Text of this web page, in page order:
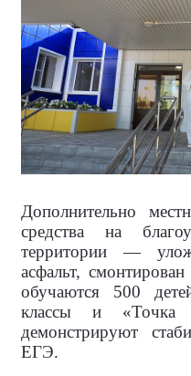
Дополнительно
средства на
территории —
асфальт,
обучаются 500
классы и «Точка
демонстрируют
ЕГЭ.